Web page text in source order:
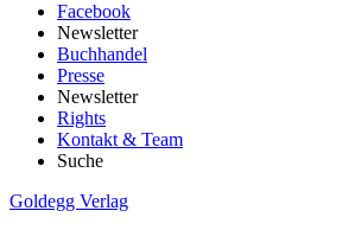
Facebook
Newsletter
Buchhandel
Presse
Newsletter
Rights
Kontakt & Team
Suche
Goldegg Verlag